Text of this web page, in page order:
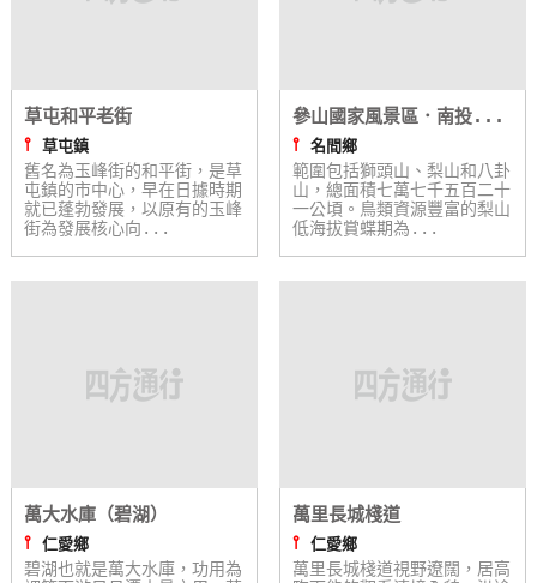
房
請
款
飯
店
合
草屯和平老街
⫯ 草屯鎮
舊名為玉峰街的和平街，是草
屯鎮的市中心，早在日據時期
就已蓬勃發展，以原有的玉峰
街為發展核心向...
參山國家風景區．南投...
⫯ 名間鄉
範圍包括獅頭山、梨山和八卦
山，總面積七萬七千五百二十
一公頃。鳥類資源豐富的梨山
低海拔賞蝶期為...
萬大水庫（碧湖）
⫯ 仁愛鄉
碧湖也就是萬大水庫，功用為
萬里長城棧道
⫯ 仁愛鄉
萬里長城棧道視野遼闊，居高